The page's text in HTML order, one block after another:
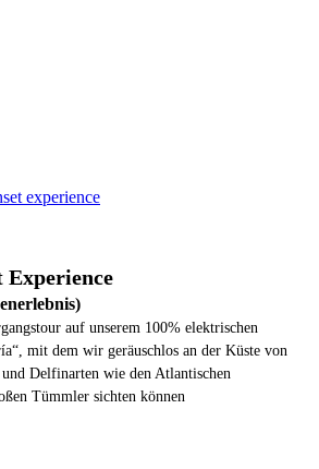
Experience
auf unserem 100% elektrischen
mit dem wir geräuschlos an der Küste von
Delfinarten wie den Atlantischen
Tümmler sichten können